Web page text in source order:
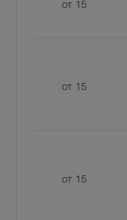
от 15
от 15
от 15